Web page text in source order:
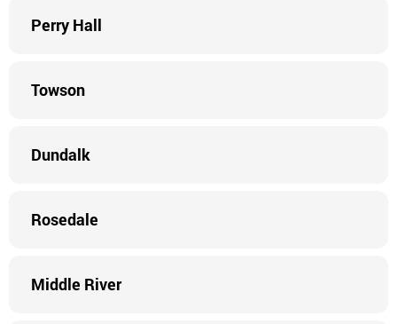
Perry Hall
Towson
Dundalk
Rosedale
Middle River